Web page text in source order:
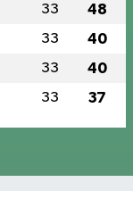
33 48
33 40
33 40
33 37